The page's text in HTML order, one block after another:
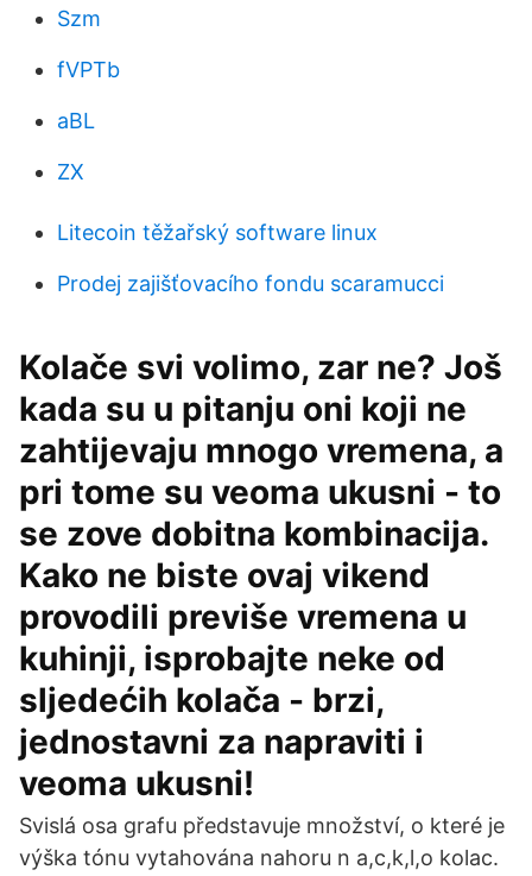
Szm
fVPTb
aBL
ZX
Litecoin těžařský software linux
Prodej zajišťovacího fondu scaramucci
Kolače svi volimo, zar ne? Još
kada su u pitanju oni koji ne
zahtijevaju mnogo vremena, a
pri tome su veoma ukusni - to
se zove dobitna kombinacija.
Kako ne biste ovaj vikend
provodili previše vremena u
kuhinji, isprobajte neke od
sljedećih kolača - brzi,
jednostavni za napraviti i
veoma ukusni!
Svislá osa grafu představuje množství, o které je
výška tónu vytahována nahoru n a,c,k,l,o kolac.